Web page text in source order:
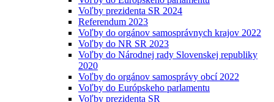
Voľby prezidenta SR 2024
Referendum 2023
Voľby do orgánov samosprávnych krajov 2022
Voľby do NR SR 2023
Voľby do Národnej rady Slovenskej republiky
2020
Voľby do orgánov samosprávy obcí 2022
Voľby do Európskeho parlamentu
Voľby prezidenta SR